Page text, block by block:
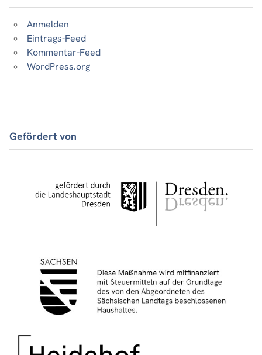
Anmelden
Eintrags-Feed
Kommentar-Feed
WordPress.org
Gefördert von